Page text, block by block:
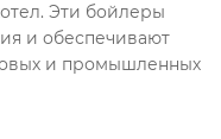
Эти бойлеры
и обеспечивают
и промышленных